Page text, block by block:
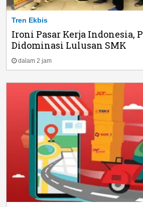
Tren Ekbis
Ironi Pasar Kerja Indonesia,
Didominasi Lulusan SMK
dalam 2 jam